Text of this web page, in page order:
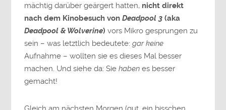
mächtigdarübergeärgert hatten, nichtdirekt
nachdem KinobesuchvonDeadpool3 (aka
Deadpool & Wolverine) vors Mikrogesprungenzu
sein –was letztlich bedeutete:garkeine
Aufnahme –wolltensieesdieses Mal besser
machen. Undsieheda:Siehaben es besser
gemacht!